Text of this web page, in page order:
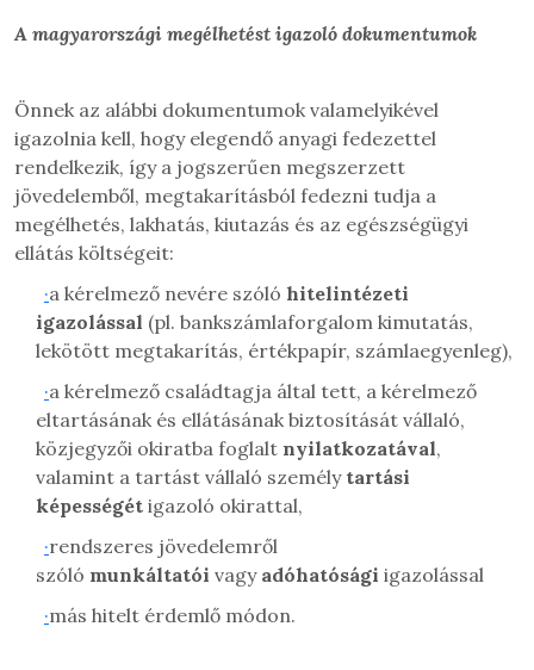
A magyarországi megélhetést igazoló dokumentumok
Önnek az alábbi dokumentumok valamelyikével
igazolnia kell, hogy elegendő anyagi fedezettel
rendelkezik, így a jogszerűen megszerzett
jövedelemből, megtakarításból fedezni tudja a
megélhetés, lakhatás, kiutazás és az egészségügyi
ellátás költségeit:
·a kérelmező nevére szóló hitelintézeti
igazolással (pl. bankszámlaforgalom kimutatás,
lekötött megtakarítás, értékpapír, számlaegyenleg),
·a kérelmező családtagja által tett, a kérelmező
eltartásának és ellátásának biztosítását vállaló,
közjegyzői okiratba foglalt nyilatkozatával,
valamint a tartást vállaló személy tartási
képességét igazoló okirattal,
·rendszeres jövedelemről
szóló munkáltatói vagy adóhatósági igazolással
·más hitelt érdemlő módon.